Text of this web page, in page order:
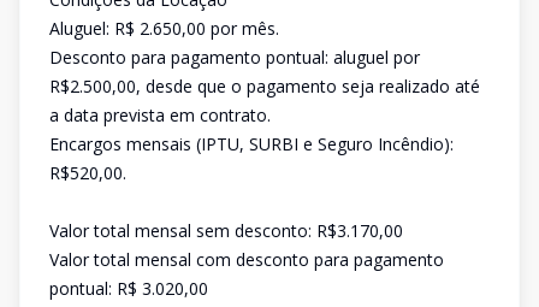
Aluguel: R$ 2.650,00 por mês.
Desconto para pagamento pontual: aluguel por
R$2.500,00, desde que o pagamento seja realizado até
a data prevista em contrato.
Encargos mensais (IPTU, SURBI e Seguro Incêndio):
R$520,00.
Valor total mensal sem desconto: R$3.170,00
Valor total mensal com desconto para pagamento
pontual: R$ 3.020,00